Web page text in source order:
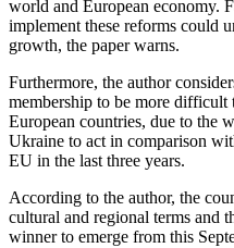
world and European economy.
implement these reforms could
growth, the paper warns.
Furthermore, the author
membership to be more difficult
European countries, due to the
Ukraine to act in comparison
EU in the last three years.
According to the author, the
cultural and regional terms and
winner to emerge from this